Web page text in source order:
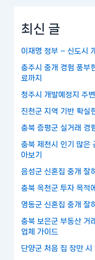
최신 글
이재명 정부 – 신도시
충주시 중개 경험 풍부
료까지
청주시 개발예정지 주
진천군 지역 기반 확실
충북 증평군 실거래 경
충북 제천시 인기 많은
아보기
음성군 신혼집 중개 잘
충북 옥천군 투자 목적
영동군 신혼집 중개 잘
충북 보은군 부동산 거
업체 가이드
단양군 처음 집 장만 시